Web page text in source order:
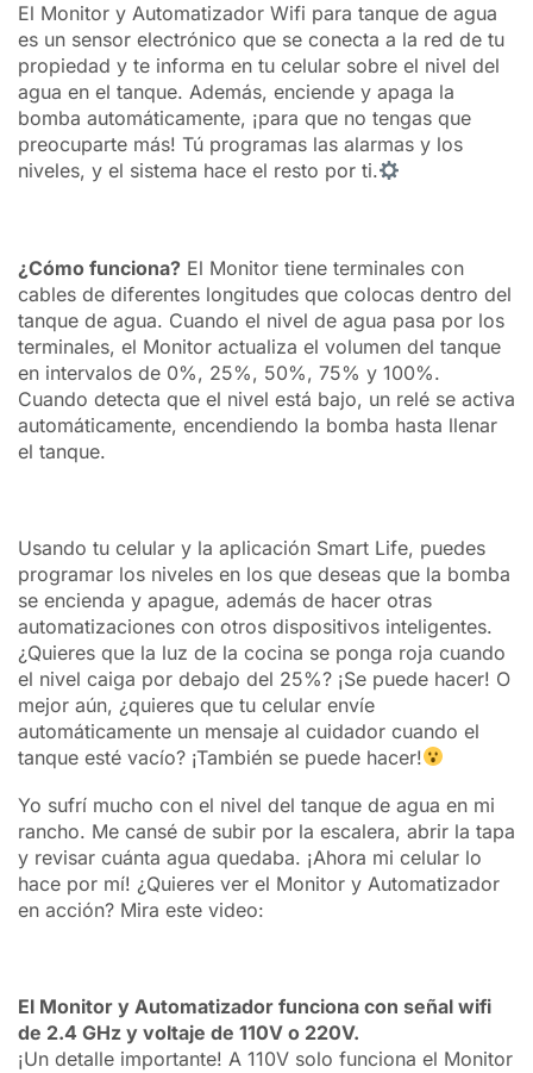
El Monitor y Automatizador Wifi para tanque de agua
es un sensor electrónico que se conecta a la red de tu
propiedad y te informa en tu celular sobre el nivel del
agua en el tanque. Además, enciende y apaga la
bomba automáticamente, ¡para que no tengas que
preocuparte más! Tú programas las alarmas y los
niveles, y el sistema hace el resto por ti.
¿Cómo funciona? El Monitor tiene terminales con
cables de diferentes longitudes que colocas dentro del
tanque de agua. Cuando el nivel de agua pasa por los
terminales, el Monitor actualiza el volumen del tanque
en intervalos de 0%, 25%, 50%, 75% y 100%.
Cuando detecta que el nivel está bajo, un relé se activa
automáticamente, encendiendo la bomba hasta llenar
el tanque.
Usando tu celular y la aplicación Smart Life, puedes
programar los niveles en los que deseas que la bomba
se encienda y apague, además de hacer otras
automatizaciones con otros dispositivos inteligentes.
¿Quieres que la luz de la cocina se ponga roja cuando
el nivel caiga por debajo del 25%? ¡Se puede hacer! O
mejor aún, ¿quieres que tu celular envíe
automáticamente un mensaje al cuidador cuando el
tanque esté vacío? ¡También se puede hacer!
Yo sufrí mucho con el nivel del tanque de agua en mi
rancho. Me cansé de subir por la escalera, abrir la tapa
y revisar cuánta agua quedaba. ¡Ahora mi celular lo
hace por mí! ¿Quieres ver el Monitor y Automatizador
en acción? Mira este video:
El Monitor y Automatizador funciona con señal wifi
de 2.4 GHz y voltaje de 110V o 220V.
¡Un detalle importante! A 110V solo funciona el Monitor